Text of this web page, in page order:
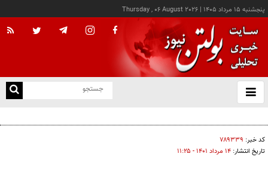
پنجشنبه ۱۵ مرداد ۱۴۰۵ |
Thursday , 06 August 2026
باز
و
کد خبر: ۷۸۹۳۳۹
تاریخ انتشار: ۱۴ مرداد ۱۴۰۱ - ۱۱:۲۵